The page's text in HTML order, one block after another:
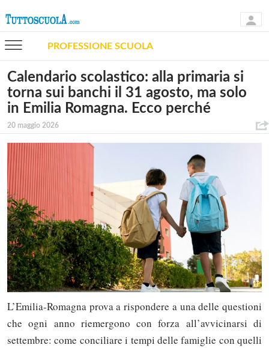
PROFESSIONE SCUOLA
Calendario scolastico: alla primaria si
torna sui banchi il 31 agosto, ma solo
in Emilia Romagna. Ecco perché
20 maggio 2026
L’Emilia-Romagna prova a rispondere a una delle questioni
che ogni anno riemergono con forza all’avvicinarsi di
settembre: come conciliare i tempi delle famiglie con quelli